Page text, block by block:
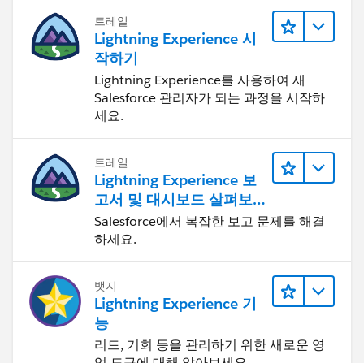
<lightning:select name="select" label="Select a
value">
<option value="">-- None --</option>
<aura:iteration items="{!v.optVal}" var="op">
<option value="{!op.stage__c}" text="
{!op.stage__c}"></option>
</aura:iteration>
</aura:component>
-----
myAction : function(component, event, helper) {
//get state when country populated- start
var optionValue =
component.get("c.getListSettings");
optionValue.setCallback(this, function(a) {
트레일
Lightning Experience 시
작하기
Lightning Experience를 사용하여 새
Salesforce 관리자가 되는 과정을 시작하
세요.
트레일
Lightning Experience 보
고서 및 대시보드 살펴보
기
Salesforce에서 복잡한 보고 문제를 해결
하세요.
뱃지
Lightning Experience 기
능
리드, 기회 등을 관리하기 위한 새로운 영